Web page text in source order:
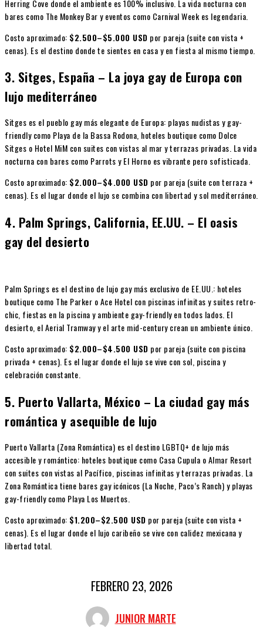
Herring Cove donde el ambiente es 100% inclusivo. La vida nocturna con
bares como The Monkey Bar y eventos como Carnival Week es legendaria.
Costo aproximado: $2.500–$5.000 USD por pareja (suite con vista +
cenas). Es el destino donde te sientes en casa y en fiesta al mismo tiempo.
3. Sitges, España – La joya gay de Europa con
lujo mediterráneo
Sitges es el pueblo gay más elegante de Europa: playas nudistas y gay-
friendly como Playa de la Bassa Rodona, hoteles boutique como Dolce
Sitges o Hotel MiM con suites con vistas al mar y terrazas privadas. La vida
nocturna con bares como Parrots y El Horno es vibrante pero sofisticada.
Costo aproximado: $2.000–$4.000 USD por pareja (suite con terraza +
cenas). Es el lugar donde el lujo se combina con libertad y sol mediterráneo.
4. Palm Springs, California, EE.UU. – El oasis
gay del desierto
Palm Springs es el destino de lujo gay más exclusivo de EE.UU.: hoteles
boutique como The Parker o Ace Hotel con piscinas infinitas y suites retro-
chic, fiestas en la piscina y ambiente gay-friendly en todos lados. El
desierto, el Aerial Tramway y el arte mid-century crean un ambiente único.
Costo aproximado: $2.000–$4.500 USD por pareja (suite con piscina
privada + cenas). Es el lugar donde el lujo se vive con sol, piscina y
celebración constante.
5. Puerto Vallarta, México – La ciudad gay más
romántica y asequible de lujo
Puerto Vallarta (Zona Romántica) es el destino LGBTQ+ de lujo más
accesible y romántico: hoteles boutique como Casa Cupula o Almar Resort
con suites con vistas al Pacífico, piscinas infinitas y terrazas privadas. La
Zona Romántica tiene bares gay icónicos (La Noche, Paco’s Ranch) y playas
gay-friendly como Playa Los Muertos.
Costo aproximado: $1.200–$2.500 USD por pareja (suite con vista +
cenas). Es el lugar donde el lujo caribeño se vive con calidez mexicana y
libertad total.
FEBRERO 23, 2026
JUNIOR MARTE